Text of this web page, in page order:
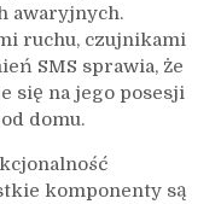
awaryjnych.
ruchu, czujnikami
SMS sprawia, że
się na jego posesji
domu.
komponenty są